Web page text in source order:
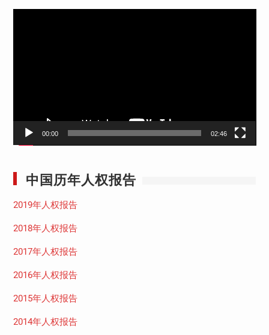
00:00 02:46
中国历年人权报告
2019年人权报告
2018年人权报告
2017年人权报告
2016年人权报告
2015年人权报告
2014年人权报告